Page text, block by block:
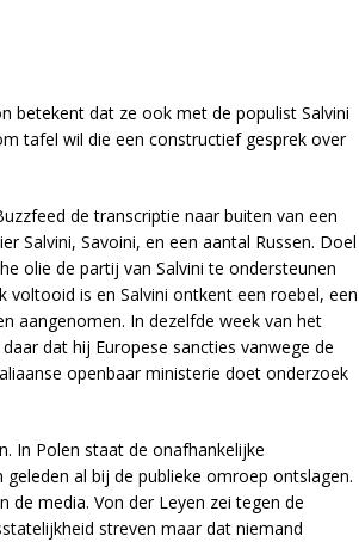
betekent dat ze ook met de populist Salvini
tafel wil die een constructief gesprek over
de transcriptie naar buiten van een
Salvini, Savoini, en een aantal Russen. Doel
olie de partij van Salvini te ondersteunen
is en Salvini ontkent een roebel, een
aangenomen. In dezelfde week van het
dat hij Europese sancties vanwege de
openbaar ministerie doet onderzoek
In Polen staat de onafhankelijke
al bij de publieke omroep ontslagen.
de media. Von der Leyen zei tegen de
streven maar dat niemand